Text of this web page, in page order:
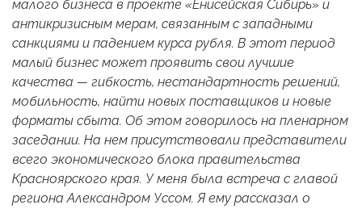
малого бизнеса в проекте «Енисейская Сибирь» и
антикризисным мерам, связанным с западными
санкциями и падением курса рубля. В этот период
малый бизнес может проявить свои лучшие
качества — гибкость, нестандартность решений,
мобильность, найти новых поставщиков и новые
форматы сбыта. Об этом говорилось на пленарном
заседании. На нем присутствовали представители
всего экономического блока правительства
Красноярского края. У меня была встреча с главой
региона Александром Уссом. Я ему рассказал о